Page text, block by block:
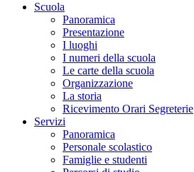
Scuola
Panoramica
Presentazione
I luoghi
I numeri della scuola
Le carte della scuola
Organizzazione
La storia
Ricevimento Orari Segreterie
Servizi
Panoramica
Personale scolastico
Famiglie e studenti